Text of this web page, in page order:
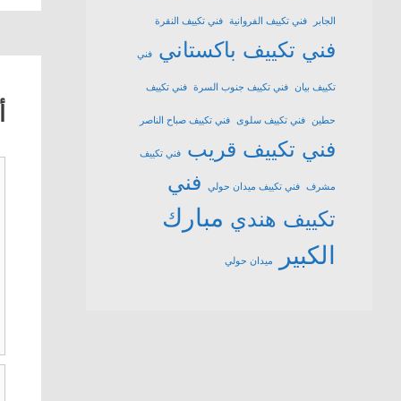
الجابر فني تكييف الفروانية فني تكييف النقرة
فني تكييف باكستاني فني
تكييف بيان فني تكييف جنوب السرة فني تكييف
حطين فني تكييف سلوى فني تكييف صباح الناصر
فني تكييف قريب فني تكييف
مشرف فني تكييف ميدان حولي
فني
تكييف هندي مبارك
الكبير
ميدان حولي